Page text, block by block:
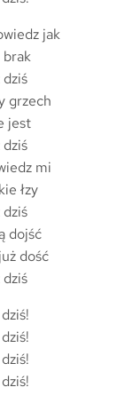
jak
brak
grzech
jest
mi
łzy
dojść
dość